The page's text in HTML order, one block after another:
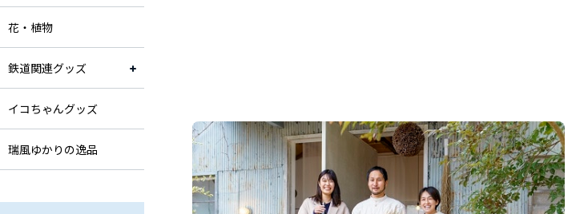
花・植物
鉄道関連グッズ
イコちゃんグッズ
瑞風ゆかりの逸品